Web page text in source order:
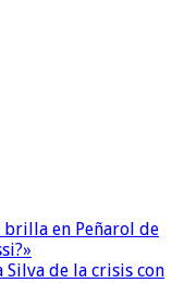
brilla en Peñarol de
de la crisis con